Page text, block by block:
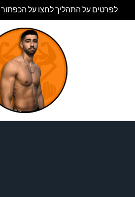
לפרטים על התהליך לחצו על הכפתור